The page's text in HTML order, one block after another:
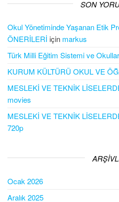
SON
Okul Yönetiminde Yaşanan Etik
ÖNERİLERİ için markus
Türk Milli Eğitim Sistemi ve
KURUM KÜLTÜRÜ OKUL VE
MESLEKİ VE TEKNİK
movies
MESLEKİ VE TEKNİK
720p
Ocak 2026
Aralık 2025